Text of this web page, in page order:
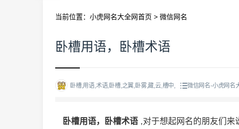
当前位置： 小虎网名大全网首页 > 微信网名
卧槽用语，卧槽术语
卧槽,用语,术语,卧槽,之翼,卧雾,藏,云,槽中, 微信网名-小虎网名
卧槽用语，卧槽术语 ,对于想起网名的朋友们来